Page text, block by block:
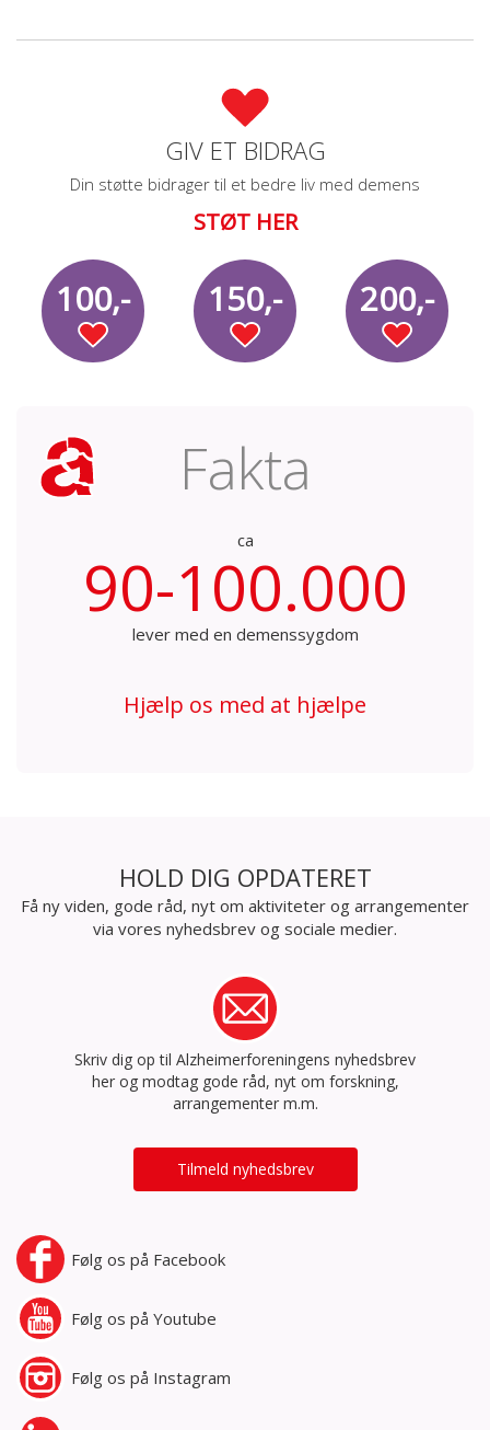
GIV ET BIDRAG
Din støtte bidrager til et bedre liv med demens
STØT HER
100,- 150,- 200,-
Fakta
ca
90-100.000
lever med en demenssygdom
Hjælp os med at hjælpe
HOLD DIG OPDATERET
Få ny viden, gode råd, nyt om aktiviteter og arrangementer
via vores nyhedsbrev og sociale medier.
Skriv dig op til Alzheimerforeningens nyhedsbrev
her og modtag gode råd, nyt om forskning,
arrangementer m.m.
Tilmeld nyhedsbrev
Følg os på Facebook
Følg os på Youtube
Følg os på Instagram